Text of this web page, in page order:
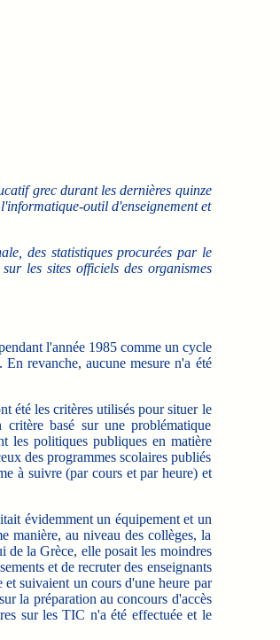
grec durant les dernières quinze
outil d'enseignement et
des statistiques procurées par le
les sites officiels des organismes
l'année 1985 comme un cycle
revanche, aucune mesure n'a été
été les critères utilisés pour situer le
basé sur une problématique
les politiques publiques en matière
des programmes scolaires publiés
à suivre (par cours et par heure) et
évidemment un équipement et un
manière, au niveau des collèges, la
de la Grèce, elle posait les moindres
et de recruter des enseignants
suivaient un cours d'une heure par
la préparation au concours d'accès
sur les TIC n'a été effectuée et le